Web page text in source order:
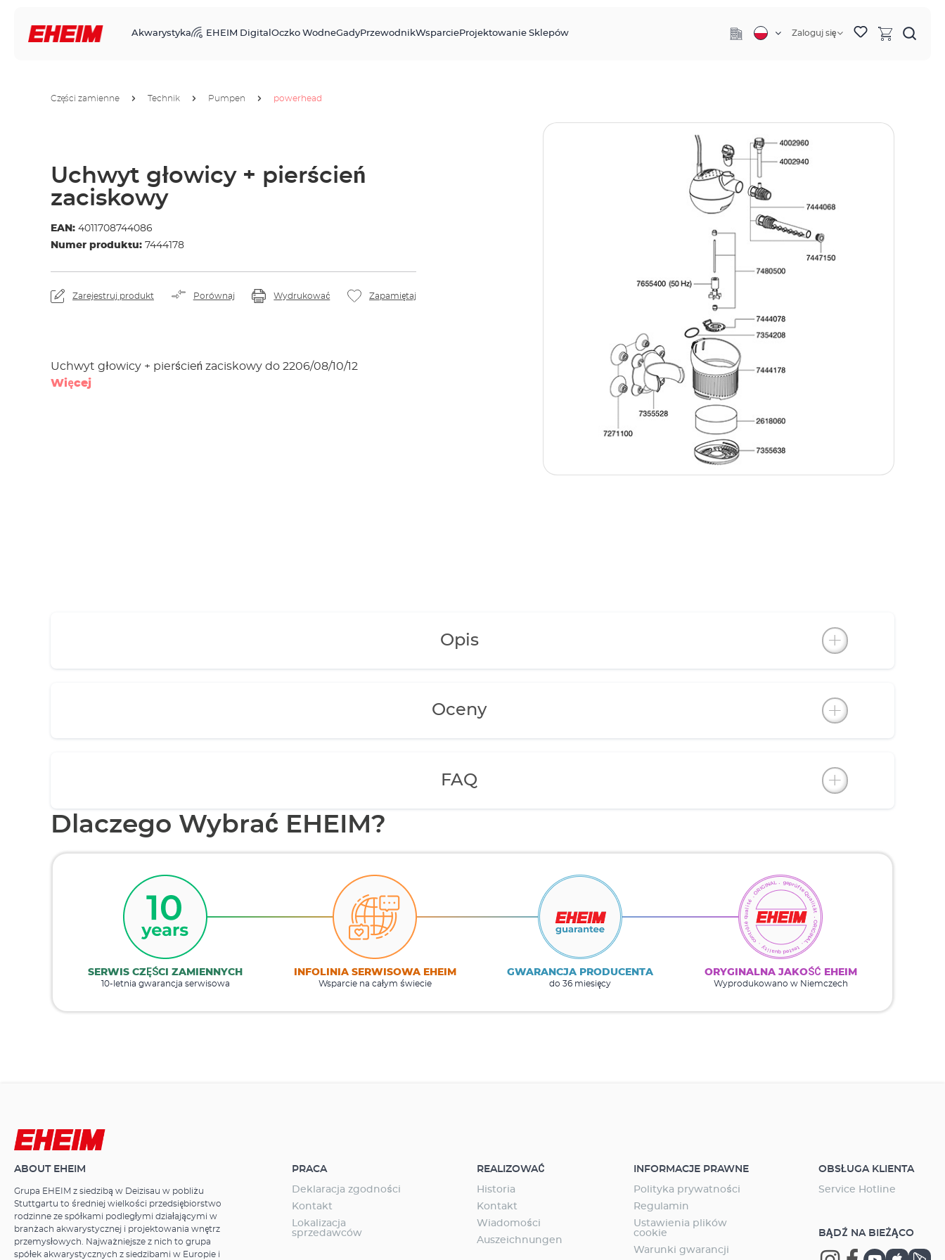
Akwarystyka EHEIM Digital Oczko WodneGadyPrzewodnikWsparcieProjektowanie Sklepów Zaloguj się
Części zamienne Technik Pumpen powerhead
Uchwyt głowicy + pierścień
zaciskowy
EAN: 4011708744086
Numer produktu: 7444178
Zarejestruj produkt Porównaj Wydrukować Zapamiętaj
Uchwyt głowicy + pierścień zaciskowy do 2206/08/10/12
Więcej
Opis
Oceny
FAQ
Dlaczego Wybrać EHEIM?
SERWIS CZĘŚCI ZAMIENNYCH
10-letnia gwarancja serwisowa
INFOLINIA SERWISOWA EHEIM
Wsparcie na całym świecie
GWARANCJA PRODUCENTA
do 36 miesięcy
ORYGINALNA JAKOŚĆ EHEIM
Wyprodukowano w Niemczech
ABOUT EHEIM
Grupa EHEIM z siedzibą w Deizisau w pobliżu
Stuttgartu to średniej wielkości przedsiębiorstwo
rodzinne ze spółkami podległymi działającymi w
branżach akwarystycznej i projektowania wnętrz
przemysłowych. Najważniejsze z nich to grupa
spółek akwarystycznych z siedzibami w Europie i
PRACA
Deklaracja zgodności
Kontakt
Lokalizacja
sprzedawców
REALIZOWAĆ
Historia
Kontakt
Wiadomości
Auszeichnungen
INFORMACJE PRAWNE
Polityka prywatności
Regulamin
Ustawienia plików
cookie
Warunki gwarancji
OBSŁUGA KLIENTA
Service Hotline
BĄDŹ NA BIEŻĄCO